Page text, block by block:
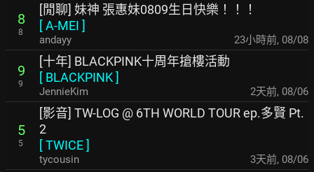
8
8
[閒聊] 妹神 張惠妹0809生日快樂！！！
[A-MEI ]
andayy 23小時前, 08/08
9
9
[十年] BLACKPINK十周年搶樓活動
[ BLACKPINK]
JennieKim 2天前, 08/06
5
5
[影音] TW-LOG @ 6TH WORLD TOUR ep.多賢 Pt.
2
[TWICE]
tycousin 3天前, 08/06